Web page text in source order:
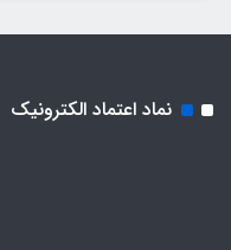
نماد اعتماد الکترونیک